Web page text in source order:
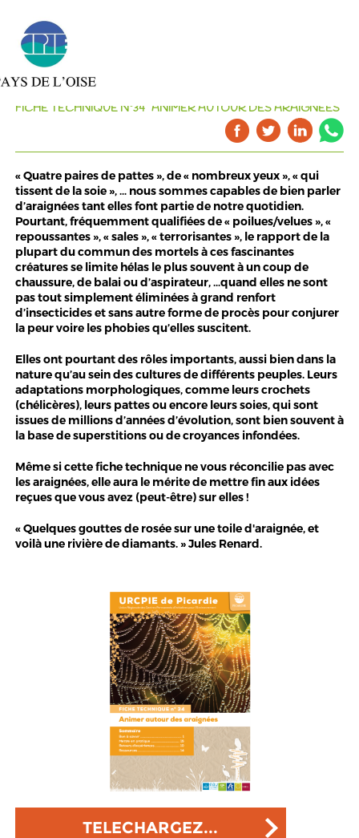
FICHE TECHNIQUE N°34 "ANIMER AUTOUR DES ARAIGNÉES"
« Quatre paires de pattes », de « nombreux yeux », « qui
tissent de la soie », … nous sommes capables de bien parler
d’araignées tant elles font partie de notre quotidien.
Pourtant, fréquemment qualifiées de « poilues/velues », «
repoussantes », « sales », « terrorisantes », le rapport de la
plupart du commun des mortels à ces fascinantes
créatures se limite hélas le plus souvent à un coup de
chaussure, de balai ou d’aspirateur, …quand elles ne sont
pas tout simplement éliminées à grand renfort
d’insecticides et sans autre forme de procès pour conjurer
la peur voire les phobies qu’elles suscitent.
Elles ont pourtant des rôles importants, aussi bien dans la
nature qu’au sein des cultures de différents peuples. Leurs
adaptations morphologiques, comme leurs crochets
(chélicères), leurs pattes ou encore leurs soies, qui sont
issues de millions d’années d’évolution, sont bien souvent à
la base de superstitions ou de croyances infondées.
Même si cette fiche technique ne vous réconcilie pas avec
les araignées, elle aura le mérite de mettre fin aux idées
reçues que vous avez (peut-être) sur elles !
« Quelques gouttes de rosée sur une toile d'araignée, et
voilà une rivière de diamants. » Jules Renard.
TELECHARGEZ...